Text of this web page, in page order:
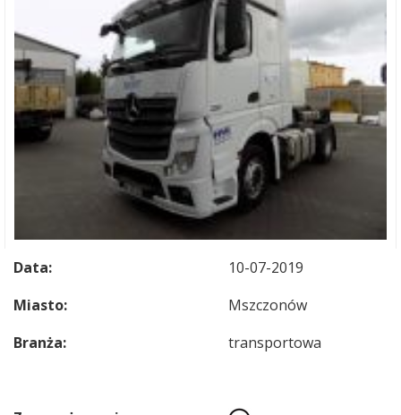
Data:
10-07-2019
Miasto:
Mszczonów
Branża:
transportowa